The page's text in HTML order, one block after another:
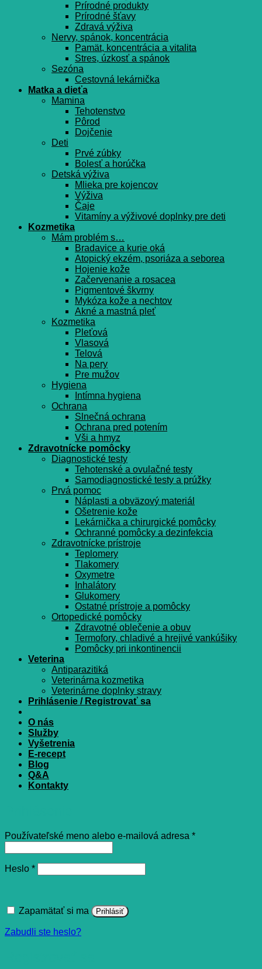
Prírodné produkty
Prírodné šťavy
Zdravá výživa
Nervy, spánok, koncentrácia
Pamät, koncentrácia a vitalita
Stres, úzkosť a spánok
Sezóna
Cestovná lekárnička
Matka a dieťa
Mamina
Tehotenstvo
Pôrod
Dojčenie
Deti
Prvé zúbky
Bolesť a horúčka
Detská výživa
Mlieka pre kojencov
Výživa
Čaje
Vitamíny a výživové doplnky pre deti
Kozmetika
Mám problém s…
Bradavice a kurie oká
Atopický ekzém, psoriáza a seborea
Hojenie kože
Začervenanie a rosacea
Pigmentové škvrny
Mykóza kože a nechtov
Akné a mastná pleť
Kozmetika
Pleťová
Vlasová
Telová
Na pery
Pre mužov
Hygiena
Intímna hygiena
Ochrana
Slnečná ochrana
Ochrana pred potením
Vši a hmyz
Zdravotnícke pomôcky
Diagnostické testy
Tehotenské a ovulačné testy
Samodiagnostické testy a prúžky
Prvá pomoc
Náplasti a obväzový materiál
Ošetrenie kože
Lekárnička a chirurgické pomôcky
Ochranné pomôcky a dezinfekcia
Zdravotnícke prístroje
Teplomery
Tlakomery
Oxymetre
Inhalátory
Glukomery
Ostatné prístroje a pomôcky
Ortopedické pomôcky
Zdravotné oblečenie a obuv
Termofory, chladivé a hrejivé vankúšiky
Pomôcky pri inkontinencii
Veterina
Antiparazitiká
Veterinárna kozmetika
Veterinárne doplnky stravy
Prihlásenie / Registrovať sa
O nás
Služby
Vyšetrenia
E-recept
Blog
Q&A
Kontakty
Používateľské meno alebo e-mailová adresa *Povinné
Heslo *Povinné
Zapamätať si ma Prihlásiť
Zabudli ste heslo?